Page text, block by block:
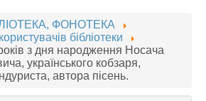
ФОНОТЕКА
бібліотеки
з дня народження Носача
українського кобзаря,
автора пісень.